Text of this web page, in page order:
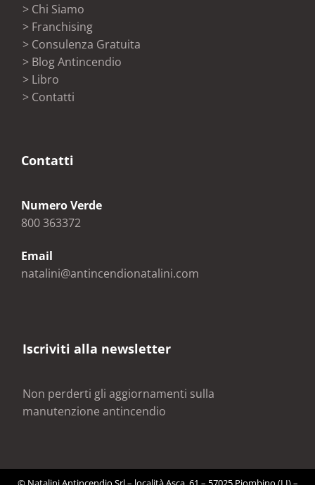
> Chi Siamo
> Franchising
> Consulenza Gratuita
> Blog Antincendio
> Libro
> Contatti
Contatti
Numero Verde
800 363372
Email
natalini@antincendionatalini.com
Iscriviti alla newsletter
Non perderti gli aggiornamenti sulla
manutenzione antincendio